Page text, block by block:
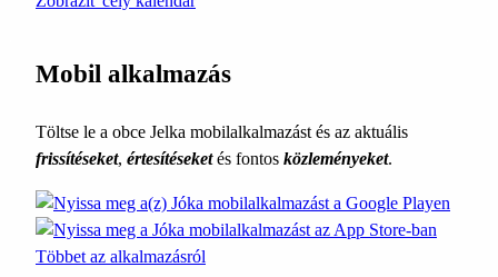
Mobil alkalmazás
Töltse le a obce Jelka mobilalkalmazást és az aktuális
frissítéseket, értesítéseketés fontos közleményeket.
Többet az alkalmazásról